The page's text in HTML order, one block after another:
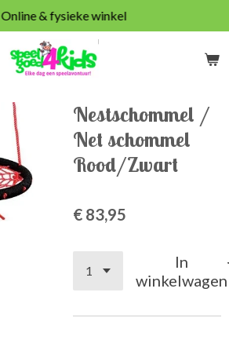
Online & fysieke winkel
Nestschommel /
Net schommel
Rood/Zwart
€ 83,95
In
winkelwagen